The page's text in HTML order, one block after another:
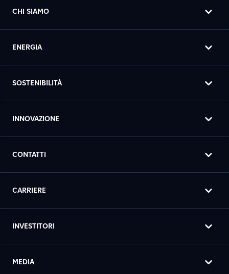
CHI SIAMO
ENERGIA
SOSTENIBILITÀ
INNOVAZIONE
CONTATTI
CARRIERE
INVESTITORI
MEDIA